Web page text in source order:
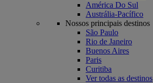
América Do Sul
Austrália-Pacífico
Nossos principais destinos
São Paulo
Rio de Janeiro
Buenos Aires
Paris
Curitiba
Ver todas as destinos